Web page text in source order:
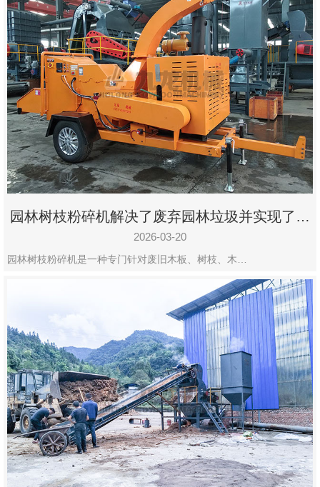
园林树枝粉碎机解决了废弃园林垃圾并实现了再
利用
2026-03-20
园林树枝粉碎机是一种专门针对废旧木板、树枝、木…